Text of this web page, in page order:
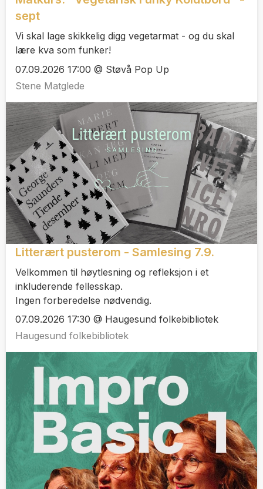
sept
Vi skal lage skikkelig digg vegetarmat - og du skal
lære kva som funker!
07.09.2026 17:00 @ Støvå Pop Up
Stene Matglede
Litterært pusterom - Samlesing 7.9.
Velkommen til høytlesning og refleksjon i et
inkluderende fellesskap.
Ingen forberedelse nødvendig.
07.09.2026 17:30 @ Haugesund folkebibliotek
Haugesund folkebibliotek